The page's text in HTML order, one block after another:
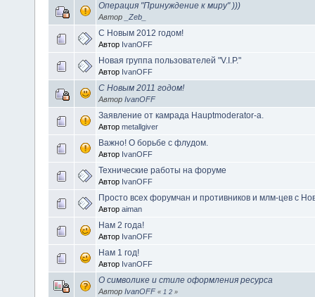
Операция "Принуждение к миру" )))
Автор _Zeb_
С Новым 2012 годом!
Автор IvanOFF
Новая группа пользователей "V.I.P."
Автор IvanOFF
С Новым 2011 годом!
Автор IvanOFF
Заявление от камрада Hauptmoderator-а.
Автор metallgiver
Важно! О борьбе с флудом.
Автор IvanOFF
Технические работы на форуме
Автор IvanOFF
Просто всех форумчан и противников и млм-цев с
Автор aiman
Нам 2 года!
Автор IvanOFF
Нам 1 год!
Автор IvanOFF
О символике и стиле оформления ресурса
Автор IvanOFF « 1 2 »